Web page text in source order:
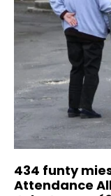
434 funty
Attendance